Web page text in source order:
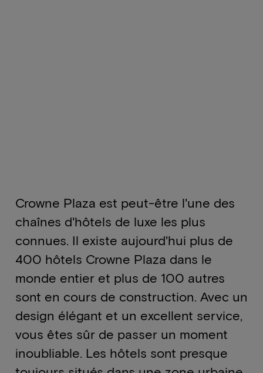
Crowne Plaza est peut-être l'une des
chaînes d'hôtels de luxe les plus
connues. Il existe aujourd'hui plus de
400 hôtels Crowne Plaza dans le
monde entier et plus de 100 autres
sont en cours de construction. Avec un
design élégant et un excellent service,
vous êtes sûr de passer un moment
inoubliable. Les hôtels sont presque